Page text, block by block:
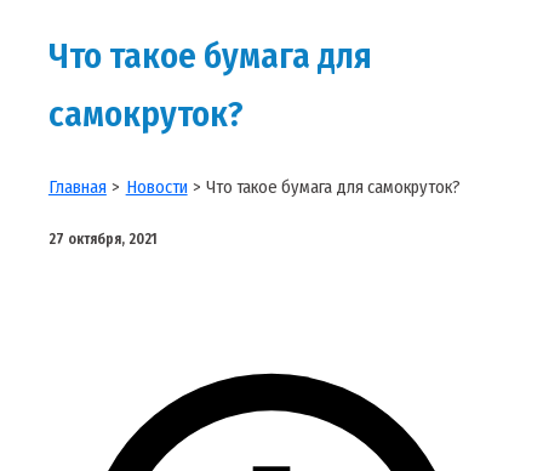
Что такое бумага для
самокруток?
Главная Новости Что такое бумага для самокруток?
27 октября, 2021